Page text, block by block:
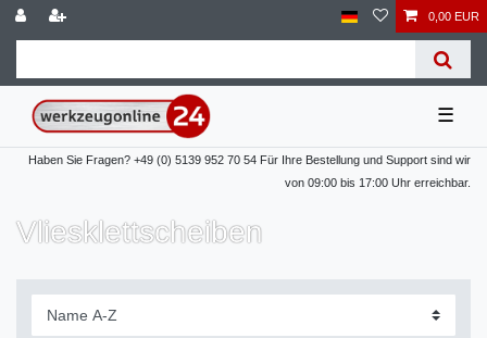
0,00 EUR
☰
Haben Sie Fragen? +49 (0) 5139 952 70 54 Für Ihre Bestellung und Support sind wir
von 09:00 bis 17:00 Uhr erreichbar.
Vliesklettscheiben